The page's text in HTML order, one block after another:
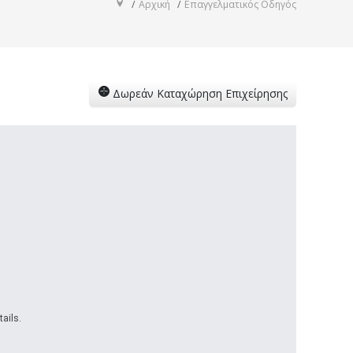
Αρχική Επαγγελματικός Οδηγός
Δωρεάν Καταχώρηση Επιχείρησης